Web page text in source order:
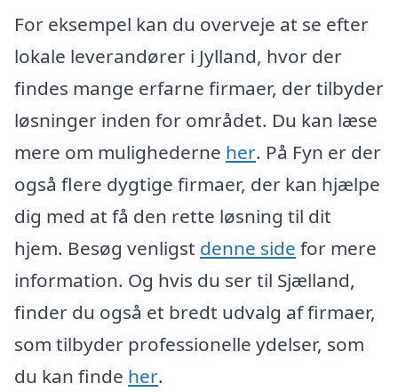
For eksempel kan du overveje at se efter
lokale leverandører i Jylland, hvor der
findes mange erfarne firmaer, der tilbyder
løsninger inden for området. Du kan læse
mere om mulighederne her. På Fyn er der
også flere dygtige firmaer, der kan hjælpe
dig med at få den rette løsning til dit
hjem. Besøg venligst denne side for mere
information. Og hvis du ser til Sjælland,
finder du også et bredt udvalg af firmaer,
som tilbyder professionelle ydelser, som
du kan finde her.